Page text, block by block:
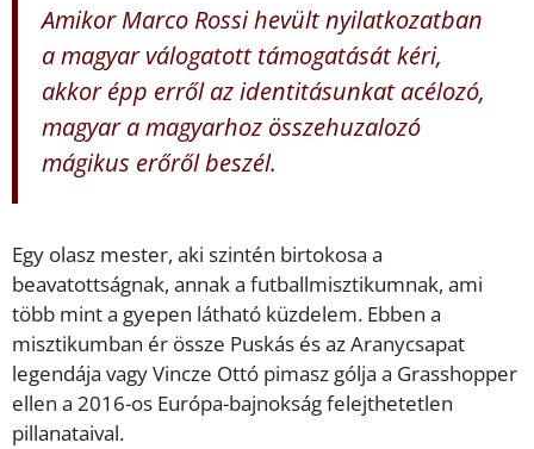
Amikor Marco Rossi hevült nyilatkozatban
a magyar válogatott támogatását kéri,
akkor épp erről az identitásunkat acélozó,
magyar a magyarhoz összehuzalozó
mágikus erőről beszél.
Egy olasz mester, aki szintén birtokosa a
beavatottságnak, annak a futballmisztikumnak, ami
több mint a gyepen látható küzdelem. Ebben a
misztikumban ér össze Puskás és az Aranycsapat
legendája vagy Vincze Ottó pimasz gólja a Grasshopper
ellen a 2016-os Európa-bajnokság felejthetetlen
pillanataival.